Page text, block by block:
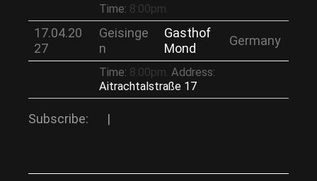
Time: 8:00pm.
17.04.20
27
Geisinge
n
Gasthof
Mond
Germany
Time: 8:00pm. Address:
Aitrachtalstraße 17.
Subscribe: |